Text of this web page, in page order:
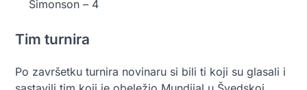
Simonson – 4
Tim turnira
Po završetku turnira novinaru si bili ti koji su glasali i